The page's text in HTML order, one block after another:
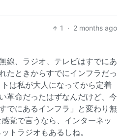
1 · 2 months ago
線、ラジオ、テレビはすでにあ
たときからすでにインフラだっ
は私が大人になってから定着
革命だったはずなんだけど、今
でにあるインフラ」と変わり無
覚で言うなら、インターネッ
トラジオもあるしね。